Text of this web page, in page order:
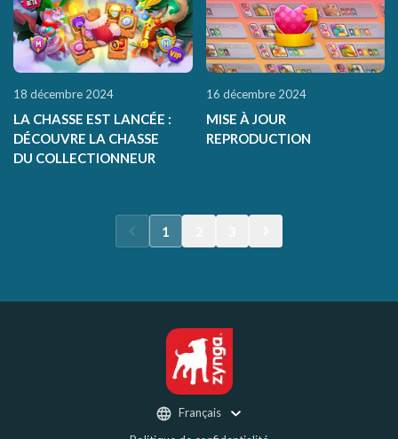
18 décembre 2024
LA CHASSE EST LANCÉE :
DÉCOUVRE LA CHASSE
DU COLLECTIONNEUR
16 décembre 2024
MISE À JOUR
REPRODUCTION
1
Français